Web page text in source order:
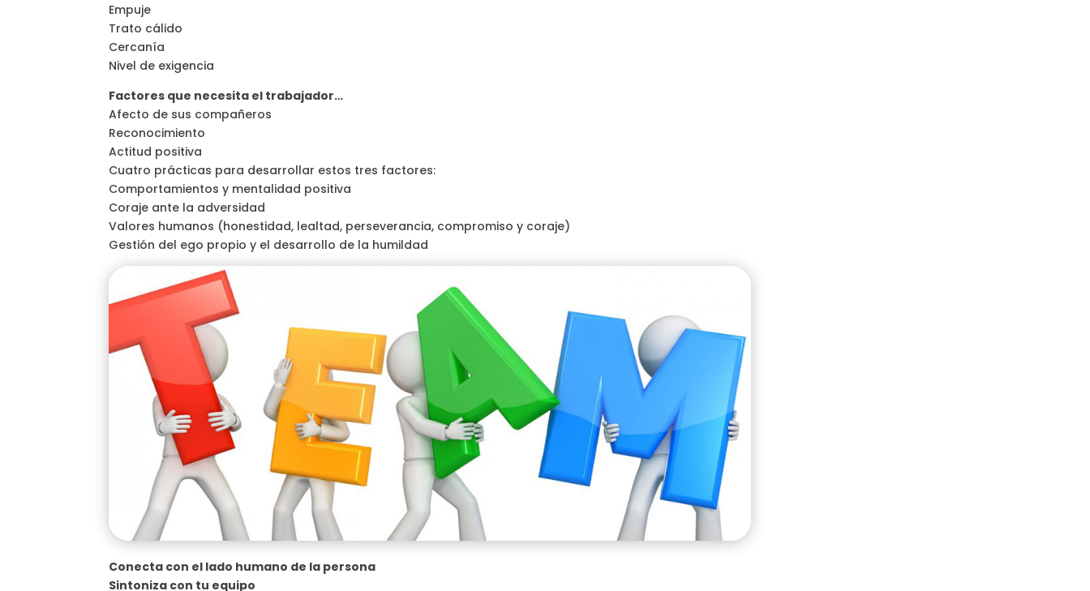
Empuje
Trato cálido
Cercanía
Nivel de exigencia
Factores que necesita el trabajador…
Afecto de sus compañeros
Reconocimiento
Actitud positiva
Cuatro prácticas para desarrollar estos tres factores:
Comportamientos y mentalidad positiva
Coraje ante la adversidad
Valores humanos (honestidad, lealtad, perseverancia, compromiso y coraje)
Gestión del ego propio y el desarrollo de la humildad
Conecta con el lado humano de la persona
Sintoniza con tu equipo